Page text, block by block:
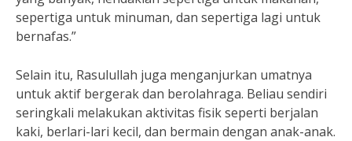
sepertiga untuk minuman, dan sepertiga lagi untuk
bernafas.”
Selain itu, Rasulullah juga menganjurkan umatnya
untuk aktif bergerak dan berolahraga. Beliau sendiri
seringkali melakukan aktivitas fisik seperti berjalan
kaki, berlari-lari kecil, dan bermain dengan anak-anak.